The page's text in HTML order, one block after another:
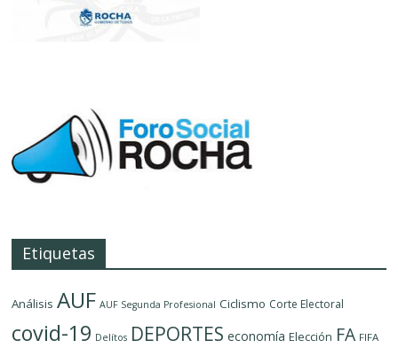
Etiquetas
Análisis AUF AUF Segunda Profesional Ciclismo Corte Electoral
covid-19 Delítos DEPORTES economía Elección FA FIFA